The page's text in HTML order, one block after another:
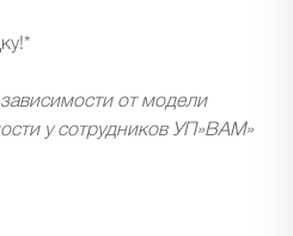
от модели
у сотрудников УП»ВАМ»